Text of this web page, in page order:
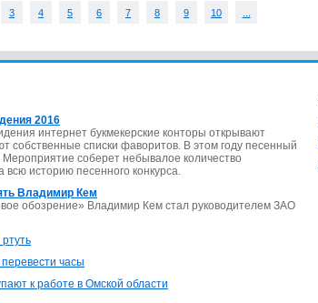
3 4 5 6 7 8 9 10
2016
интернет букмекерские конторы открывают
собственные списки фаворитов. В этом году песенный
соберет небывалое количество
всю историю песенного конкурса.
Владимир Кем
обозрение» Владимир Кем стал руководителем ЗАО
часы
к работе в Омской области